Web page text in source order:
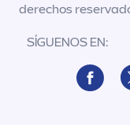
derechos
SÍGUENOS EN: